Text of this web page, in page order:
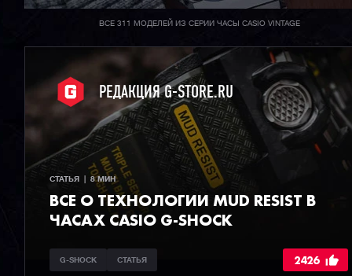
ВСЕ 311 МОДЕЛЕЙ ИЗ СЕРИИ ЧАСЫ CASIO VINTAGE
РЕДАКЦИЯ G-STORE.RU
СТАТЬЯ  |  8 МИН
ВСЕ О ТЕХНОЛОГИИ MUD RESIST В
ЧАСАХ CASIO G-SHOCK
G-SHOCK СТАТЬЯ 2426